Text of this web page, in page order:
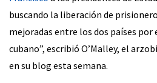
buscando la liberación de
mejoradas entre los dos países por
cubano”, escribió O’Malley, el
en su blog esta semana.